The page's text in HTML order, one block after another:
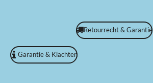
Retourrecht & Garantie
Garantie & Klachten